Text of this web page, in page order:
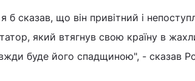
сказав, що він привітний і
який втягнув свою країну в
буде його спадщиною", - сказав